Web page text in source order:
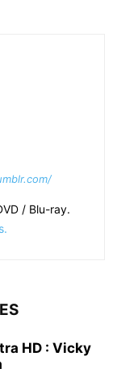
/ Blu-ray.
HD : Vicky